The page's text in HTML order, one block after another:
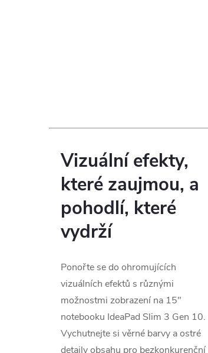
Vizuální efekty,
které zaujmou, a
pohodlí, které
vydrží
Ponořte se do ohromujících
vizuálních efektů s různými
možnostmi zobrazení na 15″
notebooku IdeaPad Slim 3 Gen 10.
Vychutnejte si věrné barvy a ostré
detaily obsahu pro bezkonkurenční